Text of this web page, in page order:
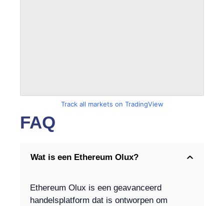
Track all markets on TradingView
FAQ
Wat is een Ethereum Olux?
Ethereum Olux is een geavanceerd
handelsplatform dat is ontworpen om